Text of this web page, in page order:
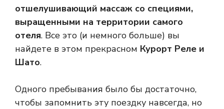
отшелушивающий массаж со специями,
выращенными на территории самого
отеля. Все это (и немного больше) вы
найдете в этом прекрасном Курорт Реле и
Шато.
Одного пребывания было бы достаточно,
чтобы запомнить эту поездку навсегда, но